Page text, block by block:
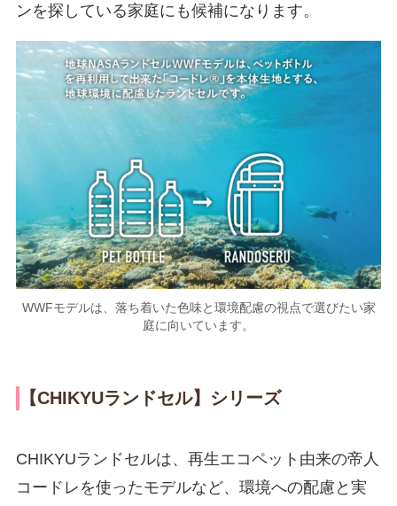
ンを探している家庭にも候補になります。
WWFモデルは、落ち着いた色味と環境配慮の視点で選びたい家
庭に向いています。
【CHIKYUランドセル】シリーズ
CHIKYUランドセルは、再生エコペット由来の帝人
コードレを使ったモデルなど、環境への配慮と実